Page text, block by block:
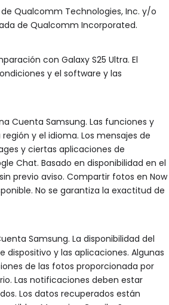
Qualcomm Technologies, Inc. y/o
de Qualcomm Incorporated.
con Galaxy S25 Ultra. El
y el software y las
Cuenta Samsung. Las funciones y
y el idioma. Los mensajes de
y ciertas aplicaciones de
Chat. Basado en disponibilidad en el
previo aviso. Compartir fotos en Now
No se garantiza la exactitud de
Samsung. La disponibilidad del
dispositivo y las aplicaciones. Algunas
de las fotos proporcionada por
Las notificaciones deben estar
Los datos recuperados están